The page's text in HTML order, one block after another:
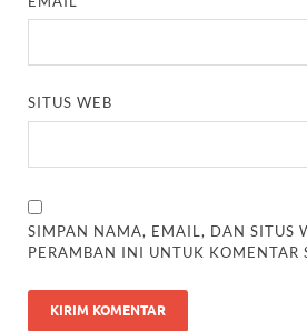
SITUS WEB
SIMPAN NAMA, EMAIL, DAN SITUS
PERAMBAN INI UNTUK KOMENTAR